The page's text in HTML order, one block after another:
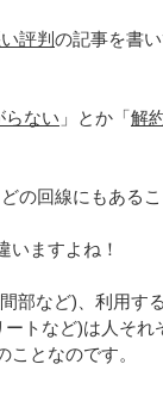
評判 の記事を書
らない 」とか「解
の回線にもあるこ
いますよね！
部など)、利用す
トなど)は人それ
となのです。